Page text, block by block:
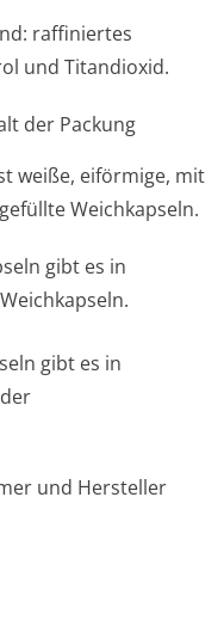
raffiniertes
und Titandioxid.
der Packung
weiße, eiförmige, mit
Weichkapseln.
gibt es in
gibt es in
und Hersteller